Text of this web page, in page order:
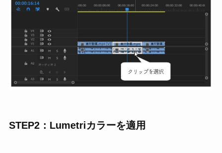
STEP2：Lumetriカラーを適用